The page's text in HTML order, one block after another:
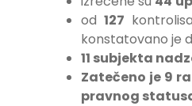
od127
konstatovano je
11 subjekta
Zatečeno je 9
pravnog